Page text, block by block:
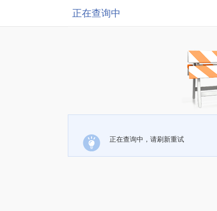
正在查询中
正在查询中，请刷新重试